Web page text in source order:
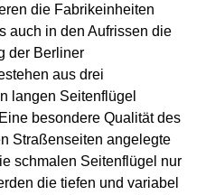
die Fabrikeinheiten
auch in den Aufrissen die
der Berliner
aus drei
langen Seitenflügel
besondere Qualität des
Straßenseiten angelegte
schmalen Seitenflügel nur
die tiefen und variabel